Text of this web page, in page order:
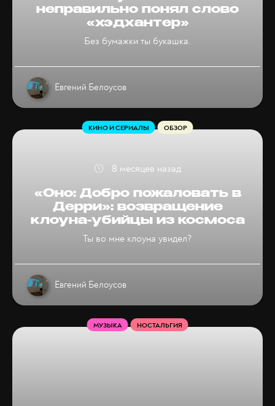
неправильно понял слово
«хэдхантер»
Без бумажки ты букашка.
Евгений Белоусов
«Оно: Добро пожаловать в
Дерри»: возвращение
клоуна-убийцы из космоса
Ты во мне клоуна увидел?
КИНО И СЕРИАЛЫ ОБЗОР
Евгений Белоусов
8 месяцев назад
МУЗЫКА НОСТАЛЬГИЯ